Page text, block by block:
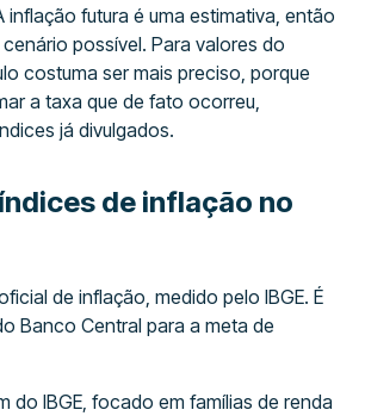
inflação futura é uma estimativa, então
possível. Para valores do
costuma ser mais preciso, porque
a taxa que de fato ocorreu,
já divulgados.
de inflação no
de inflação, medido pelo IBGE. É
Banco Central para a meta de
do IBGE, focado em famílias de renda